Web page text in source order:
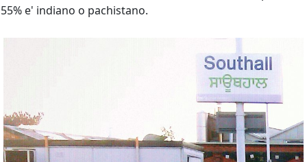
55% e' indiano o pachistano.